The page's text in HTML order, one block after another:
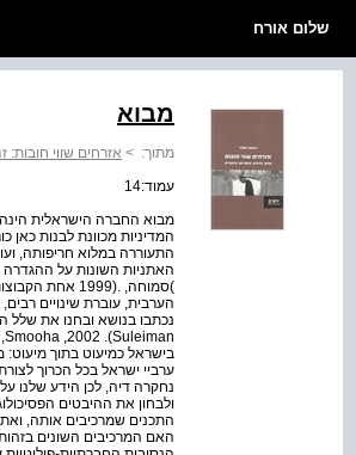
שלום אורח
מבוא
מתוך: > אזרחים שווי חובות:
עמוד:14
מבוא החברה הישראלית הינה
המדיניות מכוונת לבנות
התעוררה במלוא חריפותה,
האתניות השונות על
)סמוחה,
הערבית, עוברת שינויים
בישראל כמיעוט בתוך
ערביי ישראל בכל הכרוך
נחקרה דיה, לכן הידע שלנו
ולבחון את ההיבטים
התכנים שמרכיבים אותה,
האם המרכיבים השונים